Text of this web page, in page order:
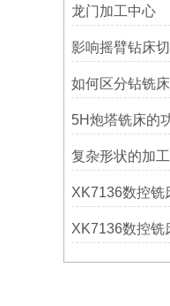
龙门加工中心
影响摇臂钻床
如何区分钻铣
5H炮塔铣床的
复杂形状的加